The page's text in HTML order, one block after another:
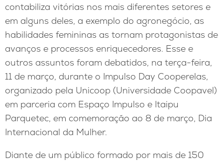
contabiliza vitórias nos mais diferentes setores e
em alguns deles, a exemplo do agronegócio, as
habilidades femininas as tornam protagonistas de
avanços e processos enriquecedores. Esse e
outros assuntos foram debatidos, na terça-feira,
11 de março, durante o Impulso Day Cooperelas,
organizado pela Unicoop (Universidade Coopavel)
em parceria com Espaço Impulso e Itaipu
Parquetec, em comemoração ao 8 de março, Dia
Internacional da Mulher.
Diante de um público formado por mais de 150